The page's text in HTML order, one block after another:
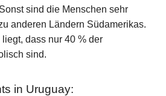
sind die Menschen sehr
anderen Ländern Südamerikas.
dass nur 40 % der
sind.
in Uruguay: